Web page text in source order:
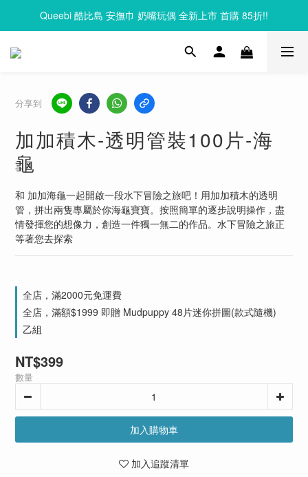
Clixo 磁力片83折起，滿額再贈禮
Queebi 酷比島 安撫巾 奶嘴玩偶 全新上市 首購 85折!!
Clixo 磁力片83折起，滿額再贈禮
分享到
加加積木-透明管裝100片-海
龜
和 加加海龜一起開啟一段水下冒險之旅吧！用加加積木的透明
管，拼出兩隻專屬於你海龜寶寶。按照簡單的逐步說明操作，盡
情發揮您的想像力，創造一件獨一無二的作品。水下冒險之旅正
等著您去探索
全店，滿2000元免運費
全店，滿額$1999 即贈 Mudpuppy 48片迷你拼圖(款式隨機)
乙組
NT$399
數量
加入購物車
加入追蹤清單